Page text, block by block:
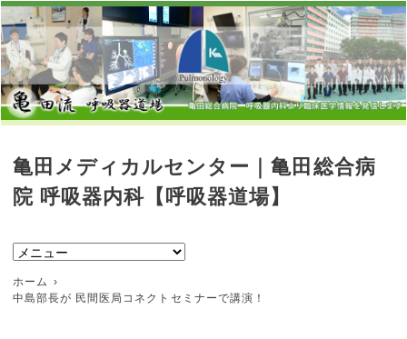
亀田メディカルセンター｜亀田総合病
院 呼吸器内科【呼吸器道場】
ホーム
中島部長が 民間医局コネクトセミナーで講演！